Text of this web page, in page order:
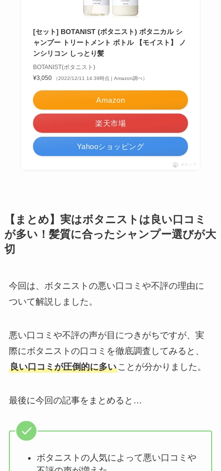
[セット] BOTANIST (ボタニスト) ボタニカル シ
ャンプー トリートメント ボトル 【モイスト】 ノ
ンシリコン しっとり髪
BOTANIST(ボタニスト)
¥3,050
（2022/12/11 14:39時点 | Amazon調べ）
Amazon
楽天市場
Yahooショッピング
ポチップ
【まとめ】実はボタニストは良い口コミ
が多い！髪質に合ったシャンプー選びが大
切
今回は、ボタニストの悪い口コミや不評の理由に
ついて解説しました。
悪い口コミや不評の声が目につきがちですが、実
際にボタニストの口コミを徹底調査してみると、
良い口コミが圧倒的に多いことが分かりました。
最後に今回の記事をまとめると…
ボタニストの人気によって悪い口コミや